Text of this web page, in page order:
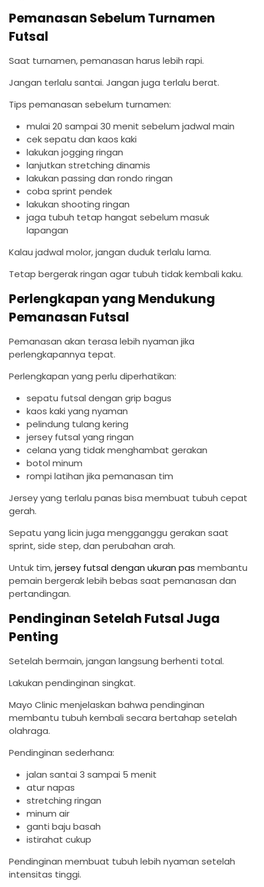
Pemanasan Sebelum Turnamen
Futsal
Saat turnamen, pemanasan harus lebih rapi.
Jangan terlalu santai. Jangan juga terlalu berat.
Tips pemanasan sebelum turnamen:
mulai 20 sampai 30 menit sebelum jadwal main
cek sepatu dan kaos kaki
lakukan jogging ringan
lanjutkan stretching dinamis
lakukan passing dan rondo ringan
coba sprint pendek
lakukan shooting ringan
jaga tubuh tetap hangat sebelum masuk
lapangan
Kalau jadwal molor, jangan duduk terlalu lama.
Tetap bergerak ringan agar tubuh tidak kembali kaku.
Perlengkapan yang Mendukung
Pemanasan Futsal
Pemanasan akan terasa lebih nyaman jika
perlengkapannya tepat.
Perlengkapan yang perlu diperhatikan:
sepatu futsal dengan grip bagus
kaos kaki yang nyaman
pelindung tulang kering
jersey futsal yang ringan
celana yang tidak menghambat gerakan
botol minum
rompi latihan jika pemanasan tim
Jersey yang terlalu panas bisa membuat tubuh cepat
gerah.
Sepatu yang licin juga mengganggu gerakan saat
sprint, side step, dan perubahan arah.
Untuk tim,jersey futsal dengan ukuran pas membantu
pemain bergerak lebih bebas saat pemanasan dan
pertandingan.
Pendinginan Setelah Futsal Juga
Penting
Setelah bermain, jangan langsung berhenti total.
Lakukan pendinginan singkat.
Mayo Clinic menjelaskan bahwa pendinginan
membantu tubuh kembali secara bertahap setelah
olahraga.
Pendinginan sederhana:
jalan santai 3 sampai 5 menit
atur napas
stretching ringan
minum air
ganti baju basah
istirahat cukup
Pendinginan membuat tubuh lebih nyaman setelah
intensitas tinggi.